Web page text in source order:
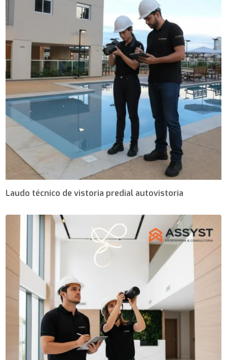
Laudo técnico de vistoria predial autovistoria